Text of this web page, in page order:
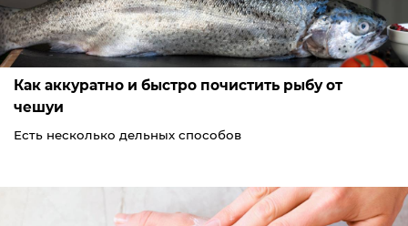
Как аккуратно и быстро почистить рыбу от
чешуи
Есть несколько дельных способов